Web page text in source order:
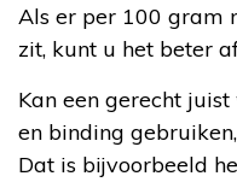
Als er per 100 gram
zit, kunt u het beter
Kan een gerecht
en binding
Dat is bijvoorbeeld